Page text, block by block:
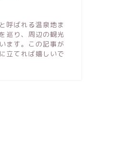
呼ばれる温泉地ま
巡り、周辺の観光
ます。この記事が
立てれば嬉しいで